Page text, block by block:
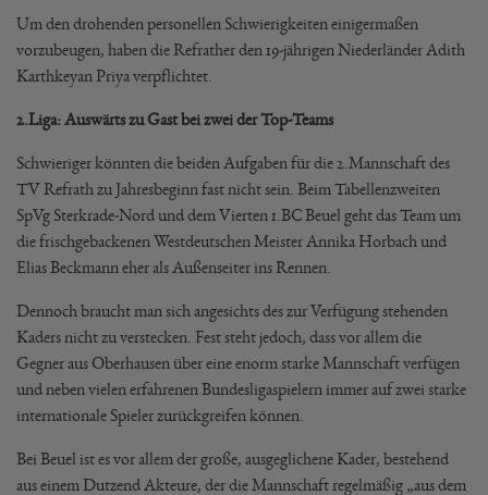
Um den drohenden personellen Schwierigkeiten einigermaßen
vorzubeugen, haben die Refrather den 19-jährigen Niederländer Adith
Karthkeyan Priya verpflichtet.
2.Liga: Auswärts zu Gast bei zwei der Top-Teams
Schwieriger könnten die beiden Aufgaben für die 2.Mannschaft des
TV Refrath zu Jahresbeginn fast nicht sein. Beim Tabellenzweiten
SpVg Sterkrade-Nord und dem Vierten 1.BC Beuel geht das Team um
die frischgebackenen Westdeutschen Meister Annika Horbach und
Elias Beckmann eher als Außenseiter ins Rennen.
Dennoch braucht man sich angesichts des zur Verfügung stehenden
Kaders nicht zu verstecken. Fest steht jedoch, dass vor allem die
Gegner aus Oberhausen über eine enorm starke Mannschaft verfügen
und neben vielen erfahrenen Bundesligaspielern immer auf zwei starke
internationale Spieler zurückgreifen können.
Bei Beuel ist es vor allem der große, ausgeglichene Kader, bestehend
aus einem Dutzend Akteure, der die Mannschaft regelmäßig „aus dem